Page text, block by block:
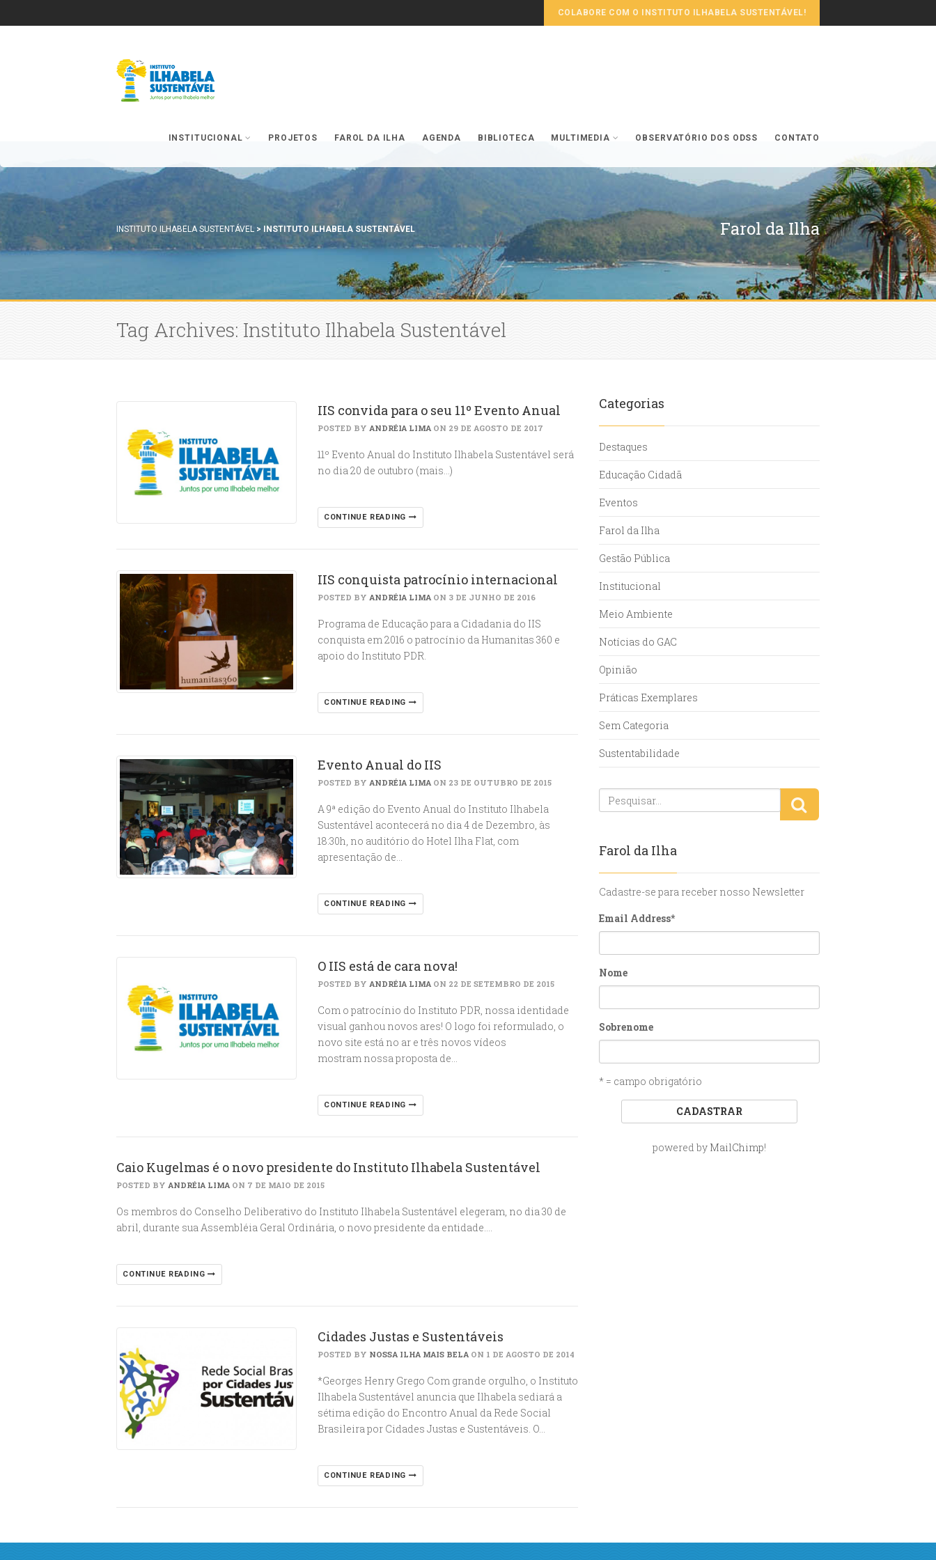
COLABORE COM O INSTITUTO ILHABELA SUSTENTÁVEL!
INSTITUCIONAL PROJETOS FAROL DA ILHA AGENDA BIBLIOTECA MULTIMEDIA OBSERVATÓRIO DOS ODSS CONTATO
INSTITUTO ILHABELA SUSTENTÁVEL > INSTITUTO ILHABELA SUSTENTÁVEL Farol da Ilha
Tag Archives: Instituto Ilhabela Sustentável
IIS convida para o seu 11º Evento Anual
POSTED BY ANDRÉIA LIMAON 29 DE AGOSTO DE 2017
11º Evento Anual do Instituto Ilhabela Sustentável será
no dia 20 de outubro (mais…)
CONTINUE READING
IIS conquista patrocínio internacional
POSTED BY ANDRÉIA LIMAON 3 DE JUNHO DE 2016
Programa de Educação para a Cidadania do IIS
conquista em 2016 o patrocínio da Humanitas 360 e
apoio do Instituto PDR.
CONTINUE READING
Evento Anual do IIS
POSTED BY ANDRÉIA LIMAON 23 DE OUTUBRO DE 2015
A 9ª edição do Evento Anual do Instituto Ilhabela
Sustentável acontecerá no dia 4 de Dezembro, às
18:30h, no auditório do Hotel Ilha Flat, com
apresentação de…
CONTINUE READING
O IIS está de cara nova!
POSTED BY ANDRÉIA LIMAON 22 DE SETEMBRO DE 2015
Com o patrocínio do Instituto PDR, nossa identidade
visual ganhou novos ares! O logo foi reformulado, o
novo site está no ar e três novos vídeos
mostram nossa proposta de…
CONTINUE READING
Caio Kugelmas é o novo presidente do Instituto Ilhabela Sustentável
POSTED BY ANDRÉIA LIMA ON 7 DE MAIO DE 2015
Os membros do Conselho Deliberativo do Instituto Ilhabela Sustentável elegeram, no dia 30 de
abril, durante sua Assembléia Geral Ordinária, o novo presidente da entidade….
CONTINUE READING
Cidades Justas e Sustentáveis
POSTED BY NOSSA ILHA MAIS BELAON 1 DE AGOSTO DE 2014
*Georges Henry Grego Com grande orgulho, o Instituto
Ilhabela Sustentável anuncia que Ilhabela sediará a
sétima edição do Encontro Anual da Rede Social
Brasileira por Cidades Justas e Sustentáveis. O…
CONTINUE READING
Categorias
Destaques
Educação Cidadã
Eventos
Farol da Ilha
Gestão Pública
Institucional
Meio Ambiente
Notícias do GAC
Opinião
Práticas Exemplares
Sem Categoria
Sustentabilidade
Farol da Ilha
Cadastre-se para receber nosso Newsletter
Email Address*
Nome
Sobrenome
* = campo obrigatório
powered by MailChimp!